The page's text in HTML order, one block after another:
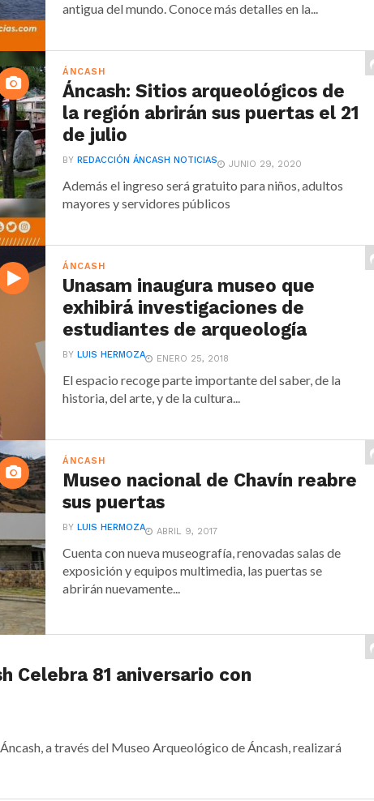
antigua del mundo. Conoce más detalles en la...
ÁNCASH
Áncash: Sitios arqueológicos de
la región abrirán sus puertas el 21
de julio
BYREDACCIÓN ÁNCASH NOTICIAS JUNIO 29, 2020
Además el ingreso será gratuito para niños, adultos
mayores y servidores públicos
ÁNCASH
Unasam inaugura museo que
exhibirá investigaciones de
estudiantes de arqueología
BYLUIS HERMOZA ENERO 25, 2018
El espacio recoge parte importante del saber, de la
historia, del arte, y de la cultura...
ÁNCASH
Museo nacional de Chavín reabre
sus puertas
BYLUIS HERMOZA ABRIL 9, 2017
Cuenta con nueva museografía, renovadas salas de
exposición y equipos multimedia, las puertas se
abrirán nuevamente...
Celebra 81 aniversario con
a través del Museo Arqueológico de Áncash, realizará